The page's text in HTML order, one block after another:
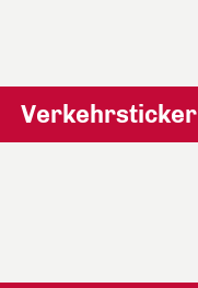
Verkehrsticker